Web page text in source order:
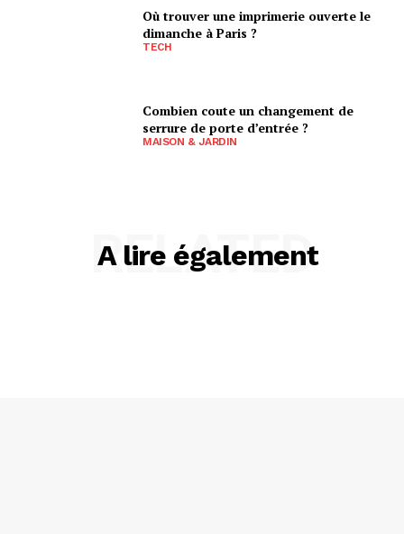
Où trouver une imprimerie ouverte le
dimanche à Paris ?
TECH
Combien coute un changement de
serrure de porte d’entrée ?
MAISON & JARDIN
A lire également
RELATED